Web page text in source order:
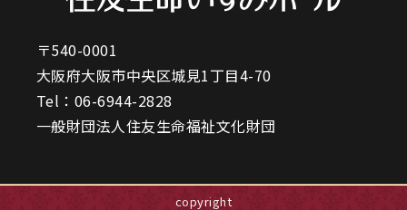
〒540-0001
大阪府大阪市中央区城見1丁目4-70
Tel： 06-6944-2828
一般財団法人住友生命福祉文化財団
copyright